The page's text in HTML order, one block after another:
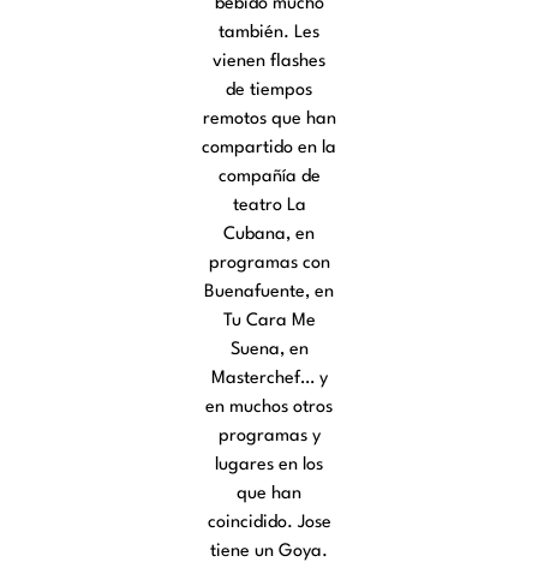
bebido mucho
también. Les
vienen flashes
de tiempos
remotos que han
compartido en la
compañía de
teatro La
Cubana, en
programas con
Buenafuente, en
Tu Cara Me
Suena, en
Masterchef… y
en muchos otros
programas y
lugares en los
que han
coincidido. Jose
tiene un Goya.